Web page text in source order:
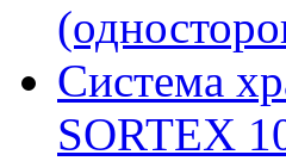
Система
SORTEX